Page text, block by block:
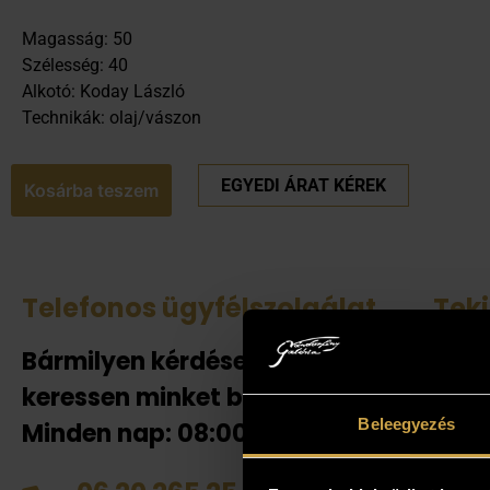
Beleegyezés
Magasság: 50
Szélesség: 40
Alkotó: Koday László
Technikák: olaj/vászon
Kosárba teszem EGYEDI ÁRAT KÉREK
Telefonos ügyfélszolgálat
Bármilyen kérdése van
keressen minket bizalommal!
Minden nap: 08:00-20:00-ig!